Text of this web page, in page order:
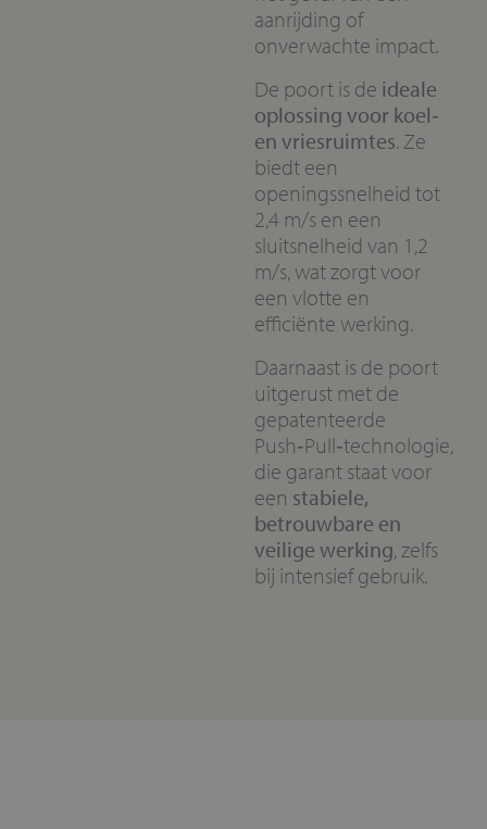
aanrijding of
onverwachte impact.
De poort is de ideale
oplossing voor koel‑
en vriesruimtes. Ze
biedt een
openingssnelheid tot
2,4 m/s en een
sluitsnelheid van 1,2
m/s, wat zorgt voor
een vlotte en
efficiënte werking.
Daarnaast is de poort
uitgerust met de
gepatenteerde
Push‑Pull‑technologie,
die garant staat voor
een stabiele,
betrouwbare en
veilige werking, zelfs
bij intensief gebruik.